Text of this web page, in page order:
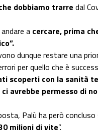
dobbiamo trarre dal
a cercare, prima
dunque restare una
per quello che è
scoperti con la sanità
ci avrebbe permesso di
Palù ha però
milioni di vite”.